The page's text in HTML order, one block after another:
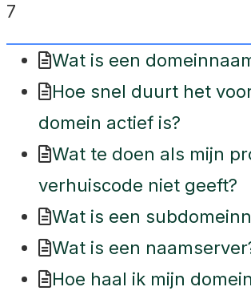
7
Wat is een
Hoe snel duurt het
domein actief is?
Wat te doen als mijn
verhuiscode niet geeft?
Wat is een
Wat is een
Hoe haal ik mijn